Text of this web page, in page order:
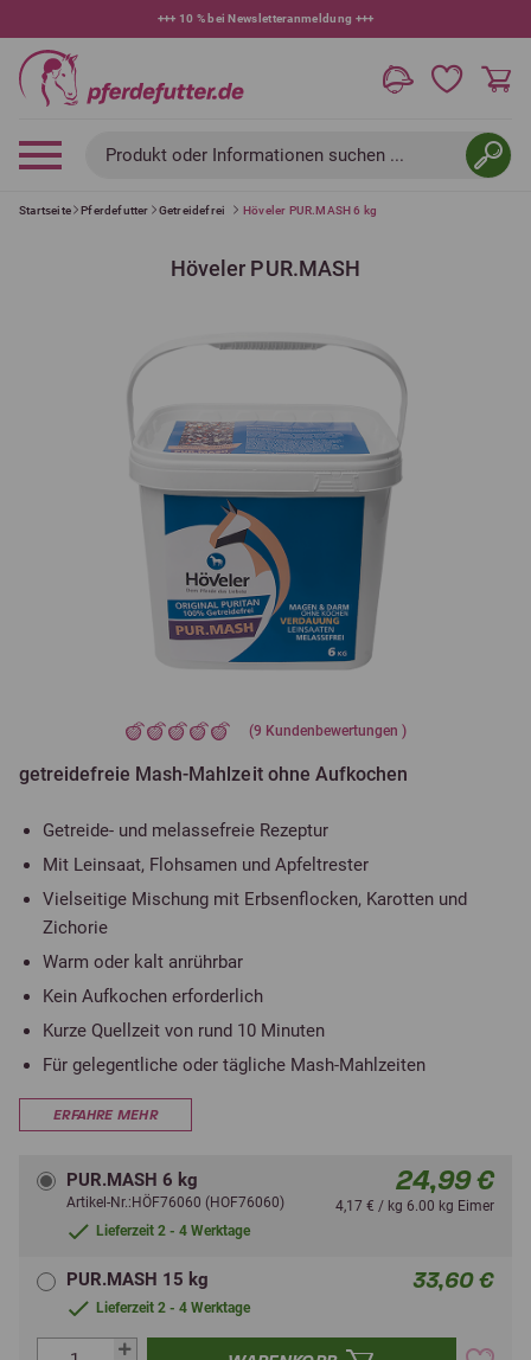
+++ 10 % bei Newsletteranmeldung +++
Produkt oder Informationen suchen ...
Startseite Pferdefutter Getreidefrei Höveler PUR.MASH 6 kg
Höveler PUR.MASH
(9 Kundenbewertungen )
getreidefreie Mash-Mahlzeit ohne Aufkochen
Getreide- und melassefreie Rezeptur
Mit Leinsaat, Flohsamen und Apfeltrester
Vielseitige Mischung mit Erbsenflocken, Karotten und
Zichorie
Warm oder kalt anrührbar
Kein Aufkochen erforderlich
Kurze Quellzeit von rund 10 Minuten
Für gelegentliche oder tägliche Mash-Mahlzeiten
ERFAHRE MEHR
PUR.MASH 6 kg
Artikel-Nr.:HÖF76060 (HOF76060)
Lieferzeit 2 - 4 Werktage
24,99 €
4,17 € / kg 6.00 kg Eimer
PUR.MASH 15 kg
Lieferzeit 2 - 4 Werktage
33,60 €